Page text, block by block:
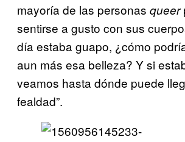
mayoría de las personas queer
sentirse a gusto con sus
día estaba guapo, ¿cómo
aun más esa belleza? Y si
veamos hasta dónde puede
fealdad”.